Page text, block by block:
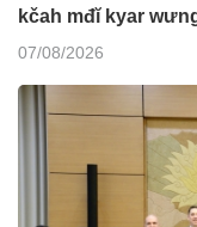
kčah mđĭ kyar
07/08/2026